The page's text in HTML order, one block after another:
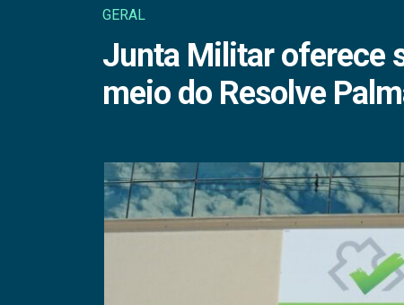
GERAL
Junta Militar oferece
meio do Resolve